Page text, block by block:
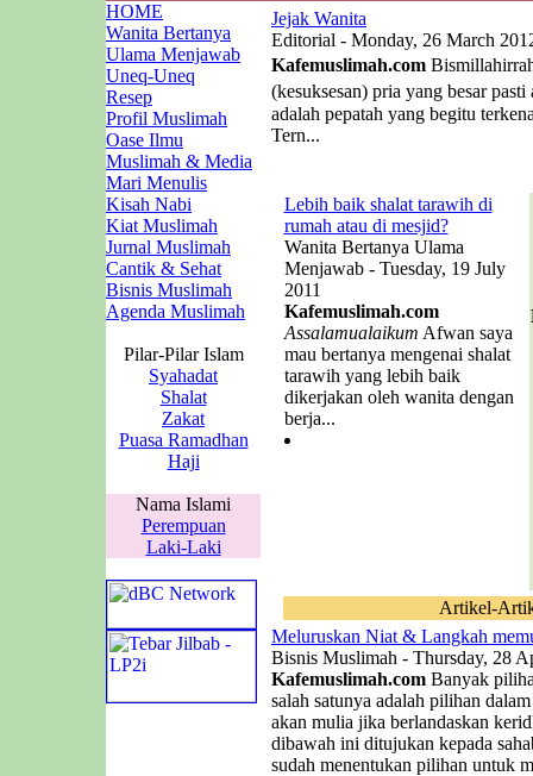
HOME
Wanita Bertanya
Ulama Menjawab
Uneq-Uneq
Resep
Profil Muslimah
Oase Ilmu
Muslimah & Media
Mari Menulis
Kisah Nabi
Kiat Muslimah
Jurnal Muslimah
Cantik & Sehat
Bisnis Muslimah
Agenda Muslimah
Pilar-Pilar Islam
Syahadat
Shalat
Zakat
Puasa Ramadhan
Haji
Nama Islami
Perempuan
Laki-Laki
Jejak Wanita
Editorial - Monday, 26 March
Kafemuslimah.com
(kesuksesan) pria yang besar
adalah pepatah yang begitu
Tern...
Lebih baik shalat tarawih di
rumah atau di mesjid?
Wanita Bertanya Ulama
Menjawab - Tuesday, 19 July
2011
Kafemuslimah.com
Assalamualaikum Afwan saya
mau bertanya mengenai shalat
tarawih yang lebih baik
dikerjakan oleh wanita dengan
berja...
Artikel-
Meluruskan Niat & Langkah
Bisnis Muslimah - Thursday, 28
Kafemuslimah.com Banyak
salah satunya adalah pilihan
akan mulia jika berlandaskan
dibawah ini ditujukan kepada
sudah menentukan pilihan untuk